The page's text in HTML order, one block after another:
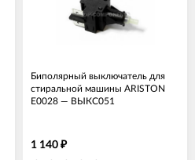
Биполярный выключатель для
стиральной машины ARISTON
E0028 — ВЫКС051
1 140 ₽